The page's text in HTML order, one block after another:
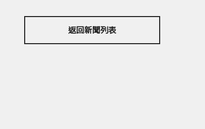
返回新聞列表